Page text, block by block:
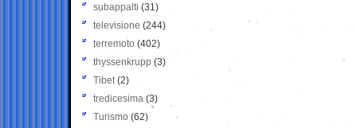
subappalti (31)
televisione(244)
terremoto (402)
thyssenkrupp (3)
Tibet(2)
tredicesima (3)
Turismo (62)